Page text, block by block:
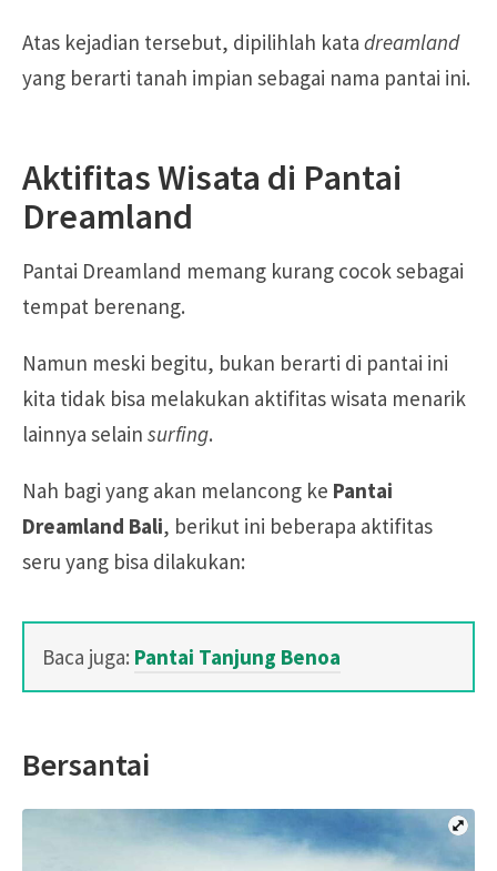
Atas kejadian tersebut, dipilihlah kata dreamland
yang berarti tanah impian sebagai nama pantai ini.
Aktifitas Wisata di Pantai
Dreamland
Pantai Dreamland memang kurang cocok sebagai
tempat berenang.
Namun meski begitu, bukan berarti di pantai ini
kita tidak bisa melakukan aktifitas wisata menarik
lainnya selain surfing.
Nah bagi yang akan melancong ke Pantai
Dreamland Bali, berikut ini beberapa aktifitas
seru yang bisa dilakukan:
Baca juga: Pantai Tanjung Benoa
Bersantai